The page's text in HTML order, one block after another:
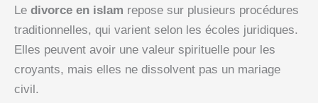
Le divorce en islam repose sur plusieurs procédures
traditionnelles, qui varient selon les écoles juridiques.
Elles peuvent avoir une valeur spirituelle pour les
croyants, mais elles ne dissolvent pas un mariage
civil.